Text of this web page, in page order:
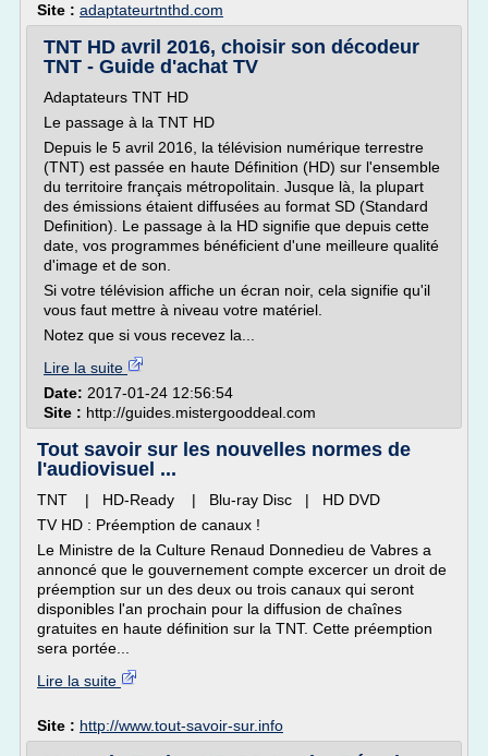
Site : adaptateurtnthd.com
TNT HD avril 2016, choisir son décodeur
TNT - Guide d'achat TV
Adaptateurs TNT HD
Le passage à la TNT HD
Depuis le 5 avril 2016, la télévision numérique terrestre
(TNT) est passée en haute Définition (HD) sur l'ensemble
du territoire français métropolitain. Jusque là, la plupart
des émissions étaient diffusées au format SD (Standard
Definition). Le passage à la HD signifie que depuis cette
date, vos programmes bénéficient d'une meilleure qualité
d'image et de son.
Si votre télévision affiche un écran noir, cela signifie qu'il
vous faut mettre à niveau votre matériel.
Notez que si vous recevez la...
Lire la suite
Date: 2017-01-24 12:56:54
Site : http://guides.mistergooddeal.com
Tout savoir sur les nouvelles normes de
l'audiovisuel ...
TNT | HD-Ready | Blu-ray Disc | HD DVD
TV HD : Préemption de canaux !
Le Ministre de la Culture Renaud Donnedieu de Vabres a
annoncé que le gouvernement compte excercer un droit de
préemption sur un des deux ou trois canaux qui seront
disponibles l'an prochain pour la diffusion de chaînes
gratuites en haute définition sur la TNT. Cette préemption
sera portée...
Lire la suite
Site : http://www.tout-savoir-sur.info